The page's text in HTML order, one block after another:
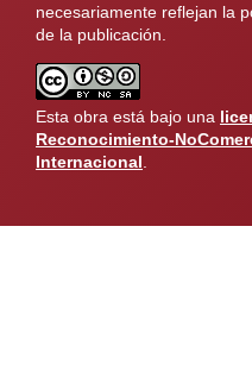
necesariamente reflejan la
de la publicación.
Esta obra está bajo una
Reconocimiento-
Internacional